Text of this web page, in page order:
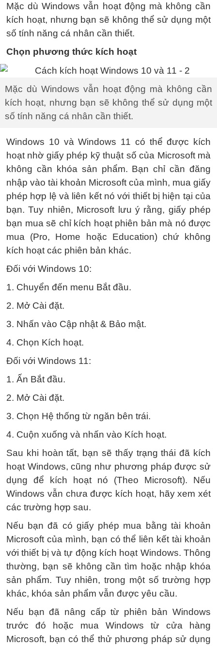
Mặc dù Windows vẫn hoạt động mà không cần
kích hoạt, nhưng bạn sẽ không thể sử dụng một
số tính năng cá nhân cần thiết.
Chọn phương thức kích hoạt
Mặc dù Windows vẫn hoạt động mà không cần
kích hoạt, nhưng bạn sẽ không thể sử dụng một
số tính năng cá nhân cần thiết.
Windows 10 và Windows 11 có thể được kích
hoạt nhờ giấy phép kỹ thuật số của Microsoft mà
không cần khóa sản phẩm. Bạn chỉ cần đăng
nhập vào tài khoản Microsoft của mình, mua giấy
phép hợp lệ và liên kết nó với thiết bị hiện tại của
bạn. Tuy nhiên, Microsoft lưu ý rằng, giấy phép
bạn mua sẽ chỉ kích hoạt phiên bản mà nó được
mua (Pro, Home hoặc Education) chứ không
kích hoạt các phiên bản khác.
Đối với Windows 10:
1. Chuyển đến menu Bắt đầu.
2. Mở Cài đặt.
3. Nhấn vào Cập nhật & Bảo mật.
4. Chọn Kích hoạt.
Đối với Windows 11:
1. Ấn Bắt đầu.
2. Mở Cài đặt.
3. Chọn Hệ thống từ ngăn bên trái.
4. Cuộn xuống và nhấn vào Kích hoạt.
Sau khi hoàn tất, bạn sẽ thấy trạng thái đã kích
hoạt Windows, cũng như phương pháp được sử
dụng để kích hoạt nó (Theo Microsoft). Nếu
Windows vẫn chưa được kích hoạt, hãy xem xét
các trường hợp sau.
Nếu bạn đã có giấy phép mua bằng tài khoản
Microsoft của mình, bạn có thể liên kết tài khoản
với thiết bị và tự động kích hoạt Windows. Thông
thường, bạn sẽ không cần tìm hoặc nhập khóa
sản phẩm. Tuy nhiên, trong một số trường hợp
khác, khóa sản phẩm vẫn được yêu cầu.
Nếu bạn đã nâng cấp từ phiên bản Windows
trước đó hoặc mua Windows từ cửa hàng
Microsoft, bạn có thể thử phương pháp sử dụng